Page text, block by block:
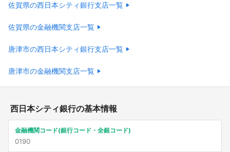
佐賀県の西日本シティ銀行支店一覧
佐賀県の金融機関支店一覧
唐津市の西日本シティ銀行支店一覧
唐津市の金融機関支店一覧
西日本シティ銀行の基本情報
金融機関コード(銀行コード・全銀コード)
0190